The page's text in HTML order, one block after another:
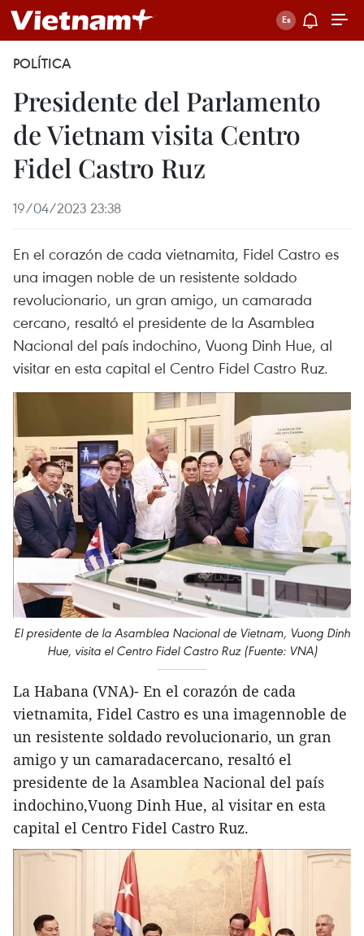
POLÍTICA
Presidente del Parlamento
de Vietnam visita Centro
Fidel Castro Ruz
19/04/2023 23:38
En el corazón de cada vietnamita, Fidel Castro es
una imagen noble de un resistente soldado
revolucionario, un gran amigo, un camarada
cercano, resaltó el presidente de la Asamblea
Nacional del país indochino, Vuong Dinh Hue, al
visitar en esta capital el Centro Fidel Castro Ruz.
El presidente de la Asamblea Nacional de Vietnam, Vuong Dinh
Hue, visita el Centro Fidel Castro Ruz (Fuente: VNA)
La Habana (VNA)- En el corazón de cada
vietnamita, Fidel Castro es una imagennoble de
un resistente soldado revolucionario, un gran
amigo y un camaradacercano, resaltó el
presidente de la Asamblea Nacional del país
indochino,Vuong Dinh Hue, al visitar en esta
capital el Centro Fidel Castro Ruz.